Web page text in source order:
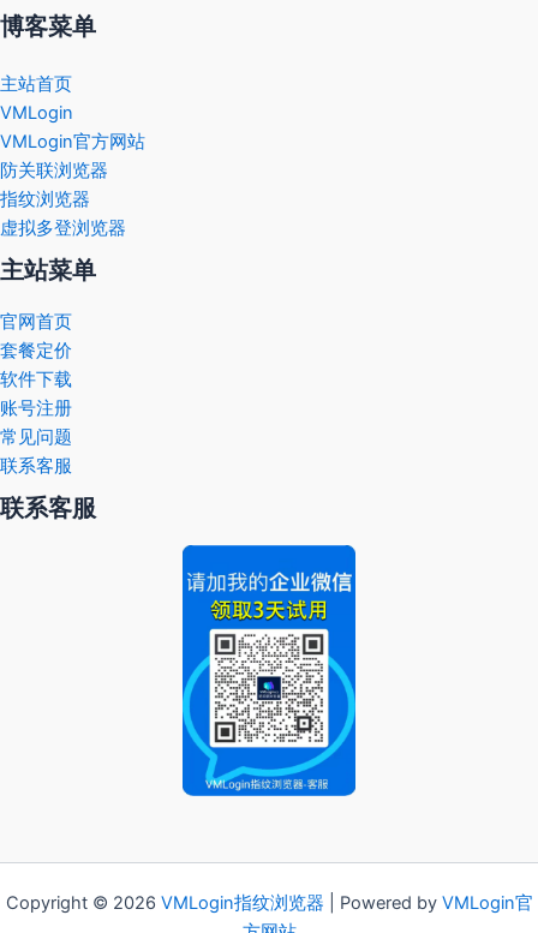
博客菜单
主站首页
VMLogin
VMLogin官方网站
防关联浏览器
指纹浏览器
虚拟多登浏览器
主站菜单
官网首页
套餐定价
软件下载
账号注册
常见问题
联系客服
联系客服
Copyright © 2026 VMLogin指纹浏览器 | Powered by VMLogin官